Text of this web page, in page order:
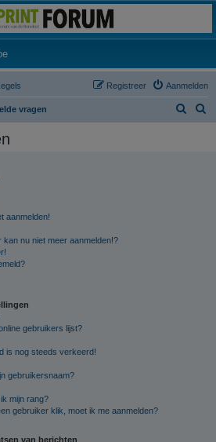
de sluiting van 3dprintforum.nl
(Opens a new tab)
Aanmelden
Registreer
vragen
aanmelden!
nu niet meer aanmelden!?
gebruikers lijst?
is nog steeds verkeerd!
gebruikersnaam?
mijn rang?
gebruiker klik, moet ik me aanmelden?
van berichten